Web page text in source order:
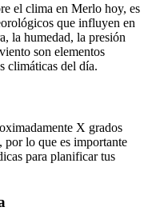
el clima en Merlo hoy, es
que influyen en
la humedad, la presión
son elementos
climáticas del día.
X grados
lo que es importante
para planificar tus